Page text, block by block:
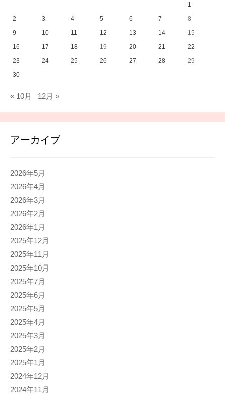
1
2
3 4 5 6 7
8
9
10 11 12 13 14
15
16
17 18 19 20 21
22
23
24 25 26 27 28
29
30
« 10月 12月 »
アーカイブ
2026年5月
2026年4月
2026年3月
2026年2月
2026年1月
2025年12月
2025年11月
2025年10月
2025年7月
2025年6月
2025年5月
2025年4月
2025年3月
2025年2月
2025年1月
2024年12月
2024年11月